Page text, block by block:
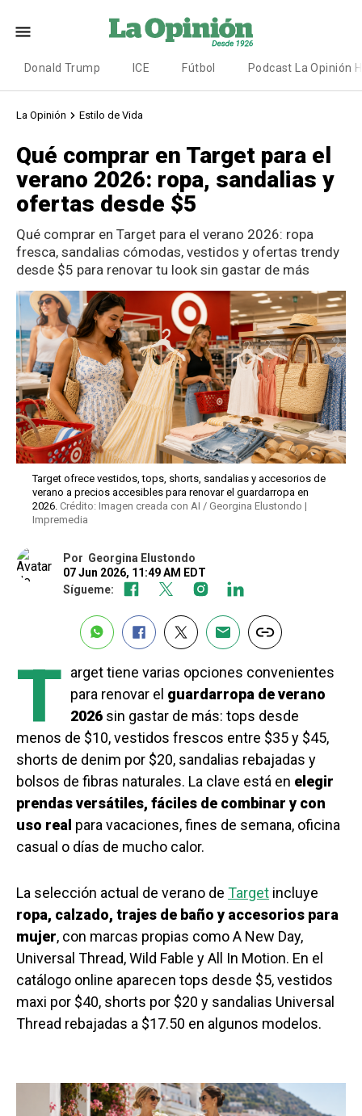
Donald Trump ICE Fútbol Podcast La Opinión
La Opinión Estilo de Vida
Qué comprar en Target para el
verano 2026: ropa, sandalias y
ofertas desde $5
Qué comprar en Target para el verano 2026: ropa
fresca, sandalias cómodas, vestidos y ofertas trendy
desde $5 para renovar tu look sin gastar de más
Target ofrece vestidos, tops, shorts, sandalias y accesorios de
verano a precios accesibles para renovar el guardarropa en
2026. Crédito: Imagen creada con AI / Georgina Elustondo |
Impremedia
Por Georgina Elustondo
07 Jun 2026, 11:49 AM EDT
Sígueme:
T arget tiene varias opciones convenientes
para renovar el guardarropa de verano
2026 sin gastar de más: tops desde
menos de $10, vestidos frescos entre $35 y $45,
shorts de denim por $20, sandalias rebajadas y
bolsos de fibras naturales. La clave está en elegir
prendas versátiles, fáciles de combinar y con
uso real para vacaciones, fines de semana, oficina
casual o días de mucho calor.
La selección actual de verano de Target incluye
ropa, calzado, trajes de baño y accesorios para
mujer, con marcas propias como A New Day,
Universal Thread, Wild Fable y All In Motion. En el
catálogo online aparecen tops desde $5, vestidos
maxi por $40, shorts por $20 y sandalias Universal
Thread rebajadas a $17.50 en algunos modelos.